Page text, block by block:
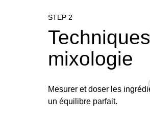
STEP 2
mixologie
Mesurer et doser les
un équilibre parfait.